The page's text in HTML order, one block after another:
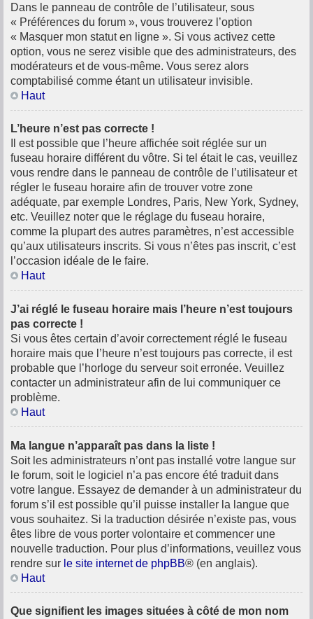
Dans le panneau de contrôle de l’utilisateur, sous
« Préférences du forum », vous trouverez l’option
« Masquer mon statut en ligne ». Si vous activez cette
option, vous ne serez visible que des administrateurs, des
modérateurs et de vous-même. Vous serez alors
comptabilisé comme étant un utilisateur invisible.
Haut
L’heure n’est pas correcte !
Il est possible que l’heure affichée soit réglée sur un
fuseau horaire différent du vôtre. Si tel était le cas, veuillez
vous rendre dans le panneau de contrôle de l’utilisateur et
régler le fuseau horaire afin de trouver votre zone
adéquate, par exemple Londres, Paris, New York, Sydney,
etc. Veuillez noter que le réglage du fuseau horaire,
comme la plupart des autres paramètres, n’est accessible
qu’aux utilisateurs inscrits. Si vous n’êtes pas inscrit, c’est
l’occasion idéale de le faire.
Haut
J’ai réglé le fuseau horaire mais l’heure n’est toujours
pas correcte !
Si vous êtes certain d’avoir correctement réglé le fuseau
horaire mais que l’heure n’est toujours pas correcte, il est
probable que l’horloge du serveur soit erronée. Veuillez
contacter un administrateur afin de lui communiquer ce
problème.
Haut
Ma langue n’apparaît pas dans la liste !
Soit les administrateurs n’ont pas installé votre langue sur
le forum, soit le logiciel n’a pas encore été traduit dans
votre langue. Essayez de demander à un administrateur du
forum s’il est possible qu’il puisse installer la langue que
vous souhaitez. Si la traduction désirée n’existe pas, vous
êtes libre de vous porter volontaire et commencer une
nouvelle traduction. Pour plus d’informations, veuillez vous
rendre sur le site internet de phpBB® (en anglais).
Haut
Que signifient les images situées à côté de mon nom